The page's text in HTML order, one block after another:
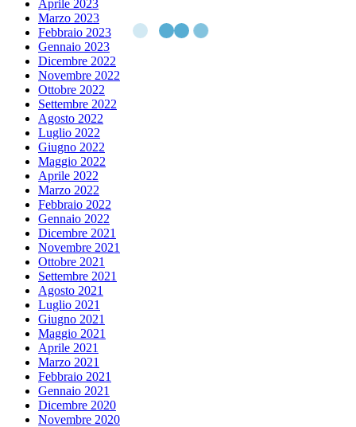
Aprile 2023
Marzo 2023
Febbraio 2023
Gennaio 2023
Dicembre 2022
Novembre 2022
Ottobre 2022
Settembre 2022
Agosto 2022
Luglio 2022
Giugno 2022
Maggio 2022
Aprile 2022
Marzo 2022
Febbraio 2022
Gennaio 2022
Dicembre 2021
Novembre 2021
Ottobre 2021
Settembre 2021
Agosto 2021
Luglio 2021
Giugno 2021
Maggio 2021
Aprile 2021
Marzo 2021
Febbraio 2021
Gennaio 2021
Dicembre 2020
Novembre 2020